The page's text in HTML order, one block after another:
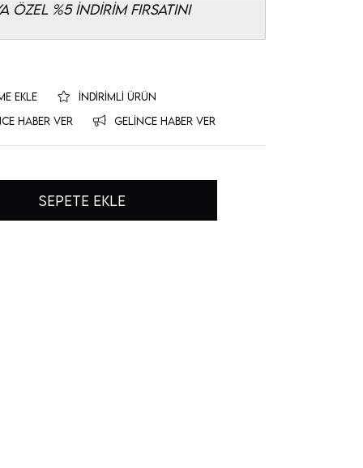
ÖZEL %5 İNDİRİM FIRSATINI
EKLE
İNDIRIMLI ÜRÜN
HABER VER
GELINCE HABER VER